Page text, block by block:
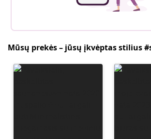
Mūsų prekės – jūsų įkvėptas stilius